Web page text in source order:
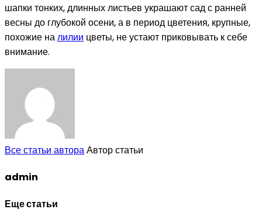
шапки тонких, длинных листьев украшают сад с ранней
весны до глубокой осени, а в период цветения, крупные,
похожие налилии цветы, не устают приковывать к себе
внимание.
Все статьи автораАвтор статьи
admin
Еще статьи